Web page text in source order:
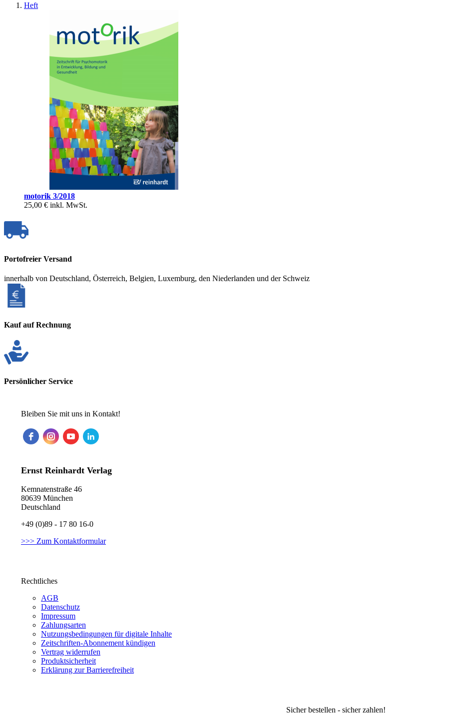
Heft
motorik 3/2018
25,00 € inkl. MwSt.
Portofreier Versand
innerhalb von Deutschland, Österreich, Belgien, Luxemburg, den Niederlanden und der Schweiz
Kauf auf Rechnung
Persönlicher Service
Bleiben Sie mit uns in Kontakt!
Ernst Reinhardt Verlag
Kemnatenstraße 46
80639 München
Deutschland
+49 (0)89 - 17 80 16-0
>>> Zum Kontaktformular
Rechtliches
AGB
Datenschutz
Impressum
Zahlungsarten
Nutzungsbedingungen für digitale Inhalte
Zeitschriften-Abonnement kündigen
Vertrag widerrufen
Produktsicherheit
Erklärung zur Barrierefreiheit
Sicher bestellen - sicher zahlen!